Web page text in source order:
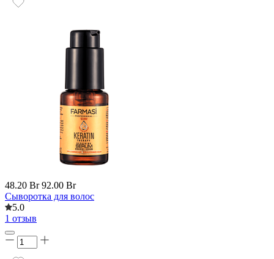
48.20 Br 92.00 Br
Cыворотка для волос
5.0
1 отзыв